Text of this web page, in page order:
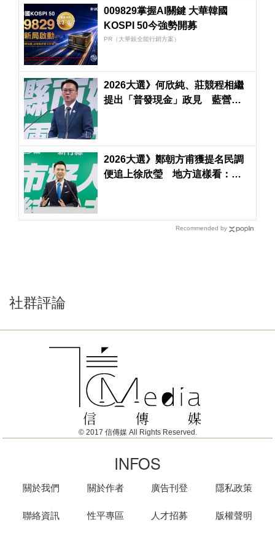
009829掌握AI關鍵 大華韓國
KOSPI 50今強勢開募
PR（大華銀全能行銷方案）
2026大選》何欣純、莊競程相繼
提出「普發現金」政見 藍營
2026大選》鄭朝方甫獲提名民調
便追上徐欣瑩 地方這樣看：藍
Recommended by
社群評論
© 2017 信傳媒 All Rights Reserved.
INFOS
關於我們
聯絡資訊
關於作者
性平專區
廣告刊登
人才招募
隱私政策
版權聲明